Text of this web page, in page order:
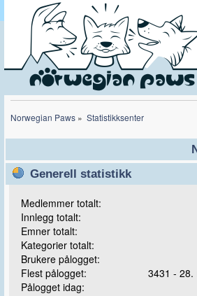
Norwegian Paws » Statistikksenter
Generell statistikk
Medlemmer totalt:
Innlegg totalt:
Emner totalt:
Kategorier totalt:
Brukere pålogget:
Flest pålogget:
3431 - 28.
Pålogget idag: